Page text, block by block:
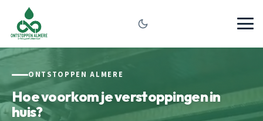
ONTSTOPPEN ALMERE
Hoe voorkom je verstoppingen in
huis?